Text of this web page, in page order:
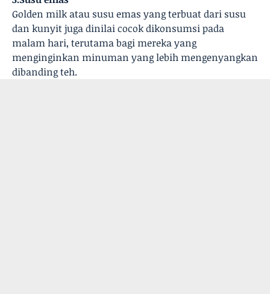
Golden milk atau susu emas yang terbuat dari susu
dan kunyit juga dinilai cocok dikonsumsi pada
malam hari, terutama bagi mereka yang
menginginkan minuman yang lebih mengenyangkan
dibanding teh.